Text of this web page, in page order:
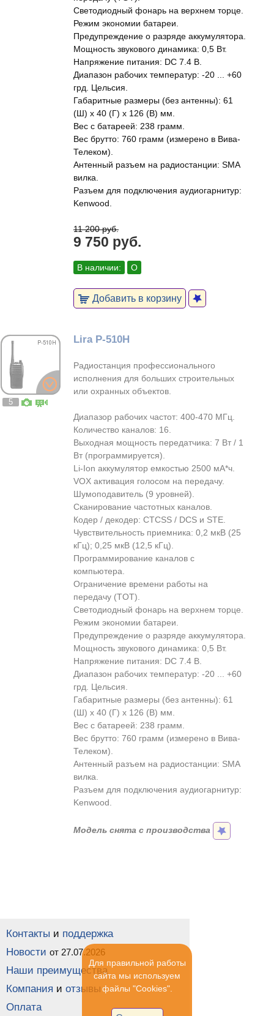
Светодиодный фонарь на верхнем торце.
Режим экономии батареи.
Предупреждение о разряде аккумулятора.
Мощность звукового динамика: 0,5 Вт.
Напряжение питания: DC 7.4 В.
Диапазон рабочих температур: -20 ... +60
грд. Цельсия.
Габаритные размеры (без антенны): 61
(Ш) х 40 (Г) х 126 (В) мм.
Вес с батареей: 238 грамм.
Вес брутто: 760 грамм (измерено в Вива-
Телеком).
Антенный разъем на радиостанции: SMA
вилка.
Разъем для подключения аудиогарнитур:
Kenwood.
11 200 руб.
9 750 руб.
В наличии: О
Добавить в корзину
5
Lira P-510H
Радиостанция профессионального
исполнения для больших строительных
или охранных объектов.
Диапазор рабочих частот: 400-470 МГц.
Количество каналов: 16.
Выходная мощность передатчика: 7 Вт / 1
Вт (программируется).
Li-Ion аккумулятор емкостью 2500 мА*ч.
VOX активация голосом на передачу.
Шумоподавитель (9 уровней).
Сканирование частотных каналов.
Кодер / декодер: CTCSS / DCS и STE.
Чувствительность приемника: 0,2 мкВ (25
кГц); 0,25 мкВ (12,5 кГц).
Программирование каналов с
компьютера.
Ограничение времени работы на
передачу (TOT).
Светодиодный фонарь на верхнем торце.
Режим экономии батареи.
Предупреждение о разряде аккумулятора.
Мощность звукового динамика: 0,5 Вт.
Напряжение питания: DC 7.4 В.
Диапазон рабочих температур: -20 ... +60
грд. Цельсия.
Габаритные размеры (без антенны): 61
(Ш) х 40 (Г) х 126 (В) мм.
Вес с батареей: 238 грамм.
Вес брутто: 760 грамм (измерено в Вива-
Телеком).
Антенный разъем на радиостанции: SMA
вилка.
Разъем для подключения аудиогарнитур:
Kenwood.
Модель снята с производства
Контакты и поддержка
Новости от 27.07.2026
Наши преимущества
Компания и отзывы
Оплата
Для правильной работы
сайта мы используем
файлы "Cookies".